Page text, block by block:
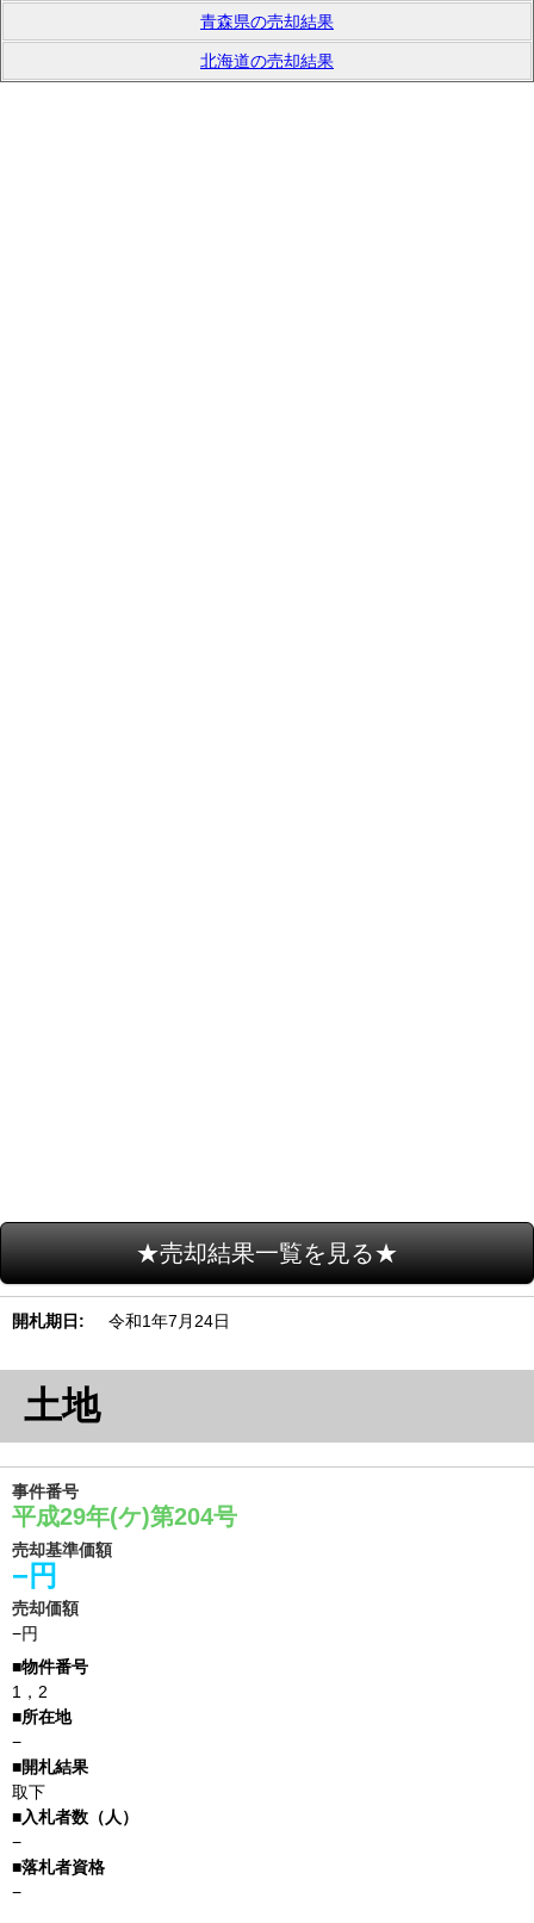
青森県の売却結果
北海道の売却結果
★売却結果一覧を見る★
開札期日 令和1年7月24日
土地
事件番号
平成29年(ケ)第204号
売却基準価額
−円
売却価額
−円
1，2
−
取下
−
−